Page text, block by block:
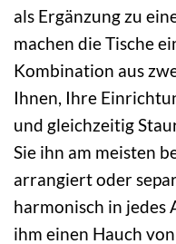
als Ergänzung zu
machen die Tische
Kombination aus
Ihnen, Ihre
und gleichzeitig
Sie ihn am meisten
arrangiert oder
harmonisch in jedes
ihm einen Hauch